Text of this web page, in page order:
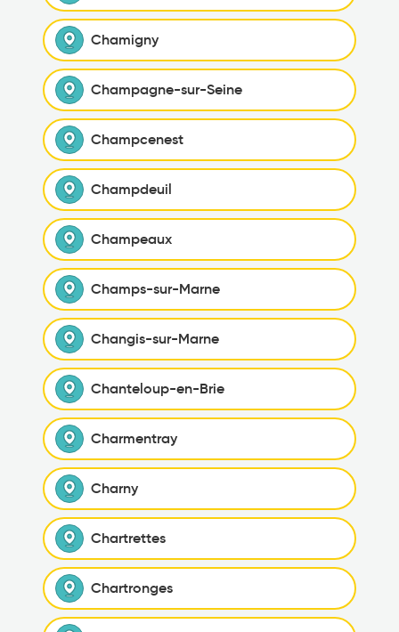
Chamigny
Champagne-sur-Seine
Champcenest
Champdeuil
Champeaux
Champs-sur-Marne
Changis-sur-Marne
Chanteloup-en-Brie
Charmentray
Charny
Chartrettes
Chartronges